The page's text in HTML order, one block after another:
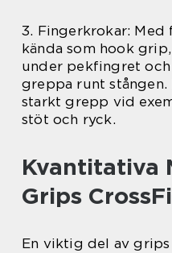
3. Fingerkrokar: Med
kända som hook
under pekfingret
greppa runt
starkt grepp vid
stöt och ryck.
Kvantitativa
Grips
En viktig del av